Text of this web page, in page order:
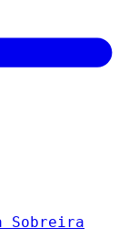
Sobreira